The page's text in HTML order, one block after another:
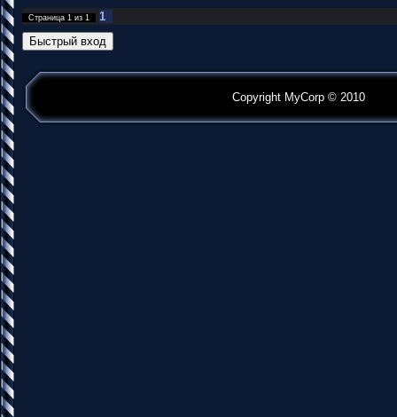
Страница 1 из 1 1
Copyright MyCorp © 2010